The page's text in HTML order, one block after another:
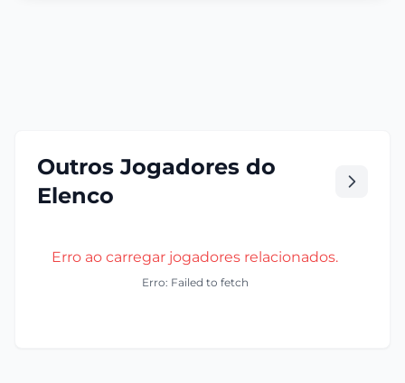
Outros Jogadores do
Elenco
Erro ao carregar jogadores relacionados.
Erro: Failed to fetch